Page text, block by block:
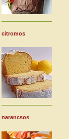
citromos
narancsos